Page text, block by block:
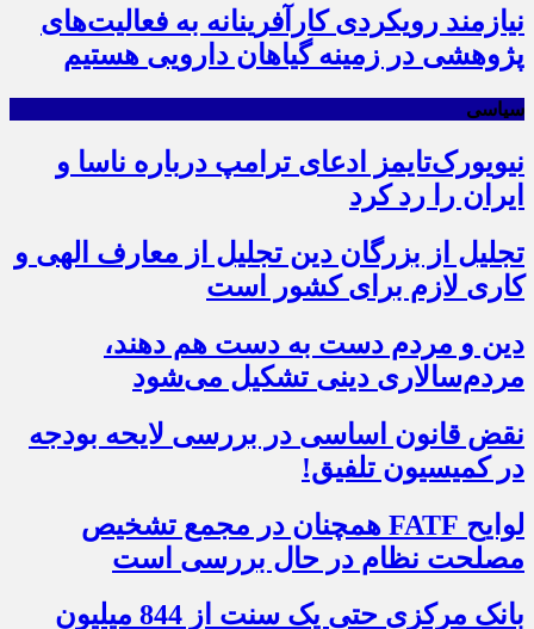
نیازمند رویکردی کارآفرینانه به فعالیت‌های
پژوهشی در زمینه گیاهان دارویی هستیم
سیاسی
نیویورک‌تایمز ادعای ترامپ درباره ناسا و
ایران را رد کرد
تجلیل از بزرگان دین تجلیل از معارف الهی و
کاری لازم برای کشور است
دین و مردم دست به‌ دست هم دهند،
مردم‌سالاری دینی تشکیل می‌شود
نقض قانون اساسی در بررسی لایحه بودجه
در کمیسیون تلفیق!
لوایح FATF همچنان در مجمع تشخیص
مصلحت نظام در حال بررسی است
بانک مرکزی حتی یک سنت از 844 میلیون